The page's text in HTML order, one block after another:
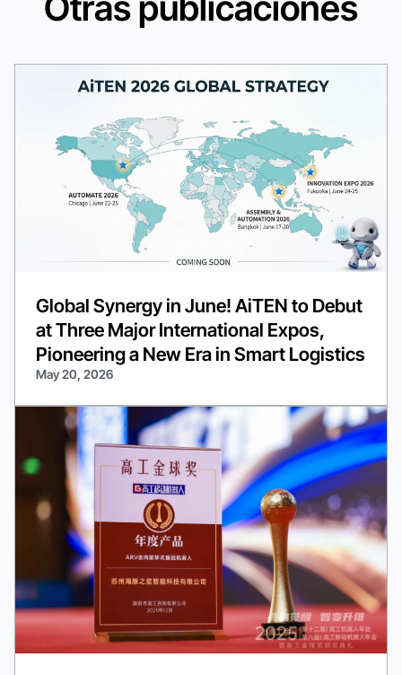
Global Synergy in June! AiTEN to Debut
at Three Major International Expos,
Pioneering a New Era in Smart Logistics
May 20, 2026